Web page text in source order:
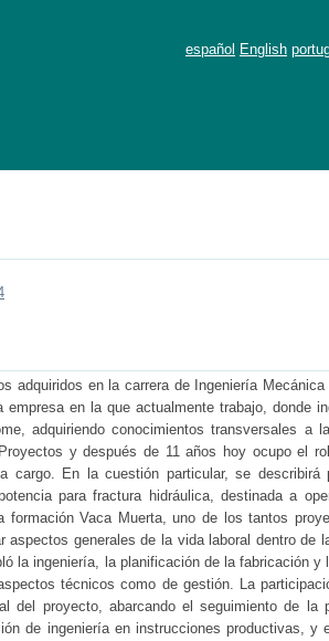
español English
adquiridos en la carrera de Ingeniería Mecánica
en la que actualmente trabajo, donde
adquiriendo conocimientos transversales a
y después de 11 años hoy ocupo el
cargo. En la cuestión particular, se describirá
para fractura hidráulica, destinada a
formación Vaca Muerta, uno de los tantos
aspectos generales de la vida laboral dentro de
la ingeniería, la planificación de la fabricación y
técnicos como de gestión. La
del proyecto, abarcando el seguimiento de la
de ingeniería en instrucciones productivas, y